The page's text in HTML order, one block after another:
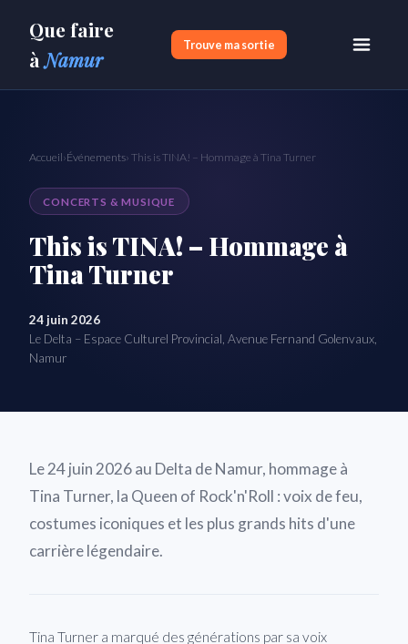
Que faire
àNamur
Trouve ma sortie
Accueil›Événements› This is TINA! – Hommage à Tina Turner
CONCERTS & MUSIQUE
This is TINA! – Hommage à
Tina Turner
24 juin 2026
Le Delta – Espace Culturel Provincial, Avenue Fernand Golenvaux,
Namur
Le 24 juin 2026 au Delta de Namur, hommage à
Tina Turner, la Queen of Rock'n'Roll : voix de feu,
costumes iconiques et les plus grands hits d'une
carrière légendaire.
Tina Turner a marqué des générations par sa voix